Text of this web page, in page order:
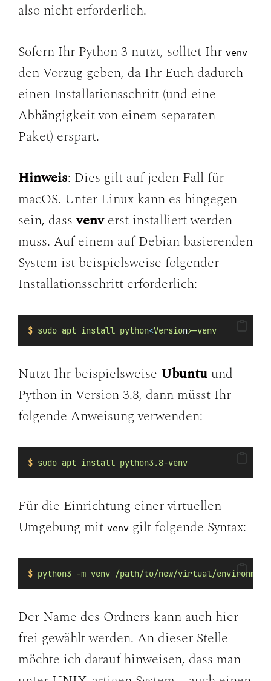
also nicht erforderlich.
Sofern Ihr Python 3 nutzt, solltet Ihr venv
den Vorzug geben, da Ihr Euch dadurch
einen Installationsschritt (und eine
Abhängigkeit von einem separaten
Paket) erspart.
Hinweis: Dies gilt auf jeden Fall für
macOS. Unter Linux kann es hingegen
sein, dassvenverst installiert werden
muss. Auf einem auf Debian basierenden
System ist beispielsweise folgender
Installationsschritt erforderlich:
$ sudo apt install python<Version>-venv
Nutzt Ihr beispielsweise Ubuntuund
Python in Version 3.8, dann müsst Ihr
folgende Anweisung verwenden:
$ sudo apt install python3.8-venv
Für die Einrichtung einer virtuellen
Umgebung mit venv gilt folgende Syntax:
$ python3 -m venv /path/to/new/virtual/environment
Der Name des Ordners kann auch hier
frei gewählt werden. An dieser Stelle
möchte ich darauf hinweisen, dass man –